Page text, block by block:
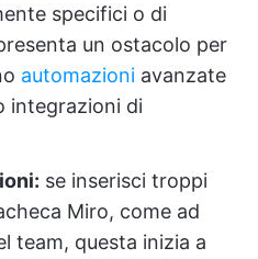
specifici o di
un ostacolo per
automazioni avanzate
integrazioni di
se inserisci troppi
Miro, come ad
team, questa inizia a